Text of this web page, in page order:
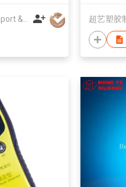
ZheJiang Huahong Import & Export Trade Co Ltd 超艺塑胶